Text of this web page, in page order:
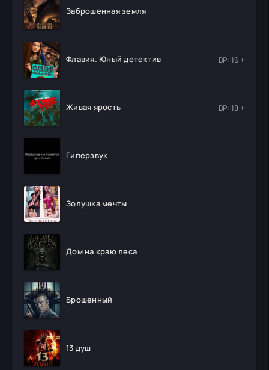
Заброшенная земля
Флавия. Юный детектив ВР: 16 +
Живая ярость ВР: 18 +
Гиперзвук
Золушка мечты
Дом на краю леса
Брошенный
13 душ